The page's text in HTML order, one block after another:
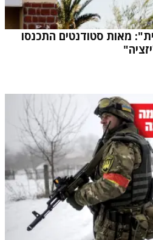
מאות סטודנטים התכנסו